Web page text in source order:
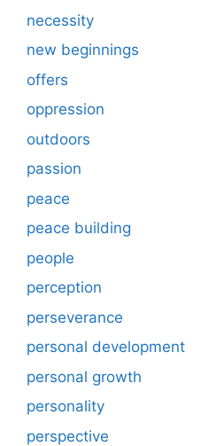
necessity
new beginnings
offers
oppression
outdoors
passion
peace
peace building
people
perception
perseverance
personal development
personal growth
personality
perspective